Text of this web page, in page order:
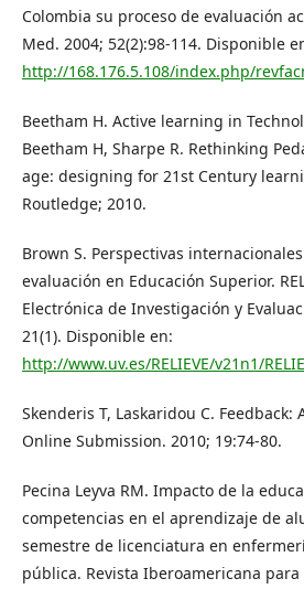
Colombia su proceso de evaluación
Med. 2004; 52(2):98-114. Disponible
http://168.176.5.108/index.php/
Beetham H. Active learning in
Beetham H, Sharpe R. Rethinking
age: designing for 21st Century
Routledge; 2010.
Brown S. Perspectivas
evaluación en Educación Superior.
Electrónica de Investigación y
21(1). Disponible en:
http://www.uv.es/RELIEVE/v21n1/
Skenderis T, Laskaridou C. Feedback:
Online Submission. 2010; 19:74-80.
Pecina Leyva RM. Impacto de la
competencias en el aprendizaje de
semestre de licenciatura en
pública. Revista Iberoamericana